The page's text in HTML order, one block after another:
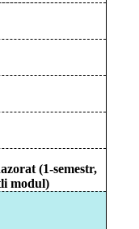
(1-semestr,
modul)